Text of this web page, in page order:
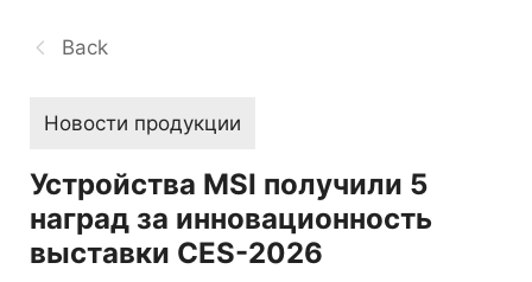
Back
Новости продукции
Устройства MSI получили 5
наград за инновационность
выставки CES-2026